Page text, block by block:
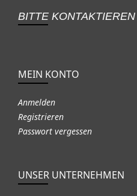
BITTE
MEIN KONTO
Anmelden
Registrieren
Passwort vergessen
UNSER UNTERNEHMEN